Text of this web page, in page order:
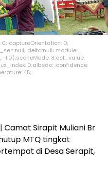
captureOrientation: 0;
delta:null; module:
1.0);sceneMode: 8;cct_value:
0;albedo: ;confidence:
45;
Sirapit Muliani Br
MTQ tingkat
di Desa Serapit,